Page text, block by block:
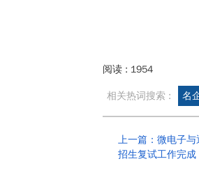
阅读 : 1954
相关热词搜索 : 名
上一篇：微电子
招生复试工作完成